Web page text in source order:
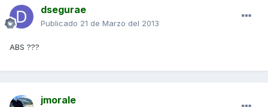
dsegurae
Publicado 21 de Marzo del 2013
ABS ???
jmorale